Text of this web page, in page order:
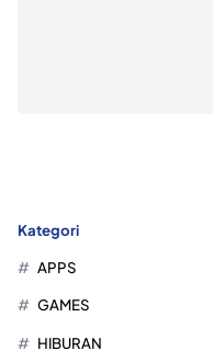
Kategori
APPS
GAMES
HIBURAN